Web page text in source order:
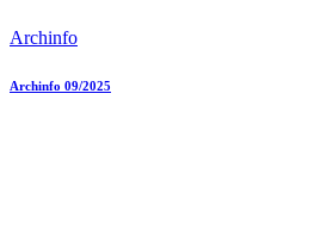
Archinfo
Archinfo 09/2025